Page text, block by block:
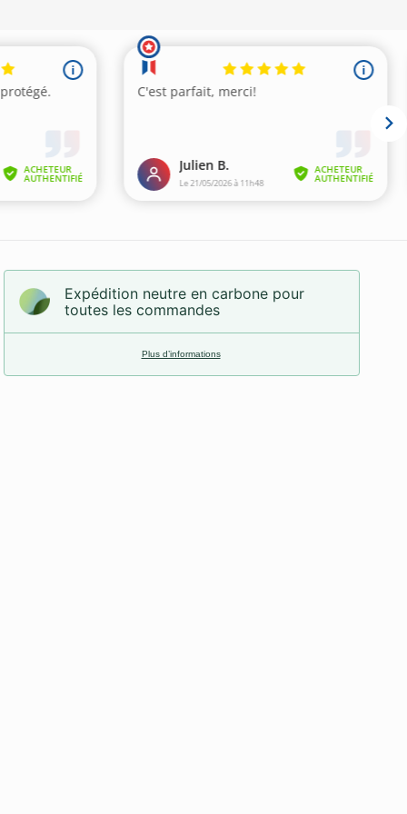
Expédition neutre en carbone pour
toutes les commandes
Plus d’informations